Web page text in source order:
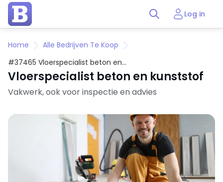
Log in
Home
Alle Bedrijven Te Koop
#37465 Vloerspecialist beton en
kunststof
Vloerspecialist beton en kunststof
Vakwerk, ook voor inspectie en advies